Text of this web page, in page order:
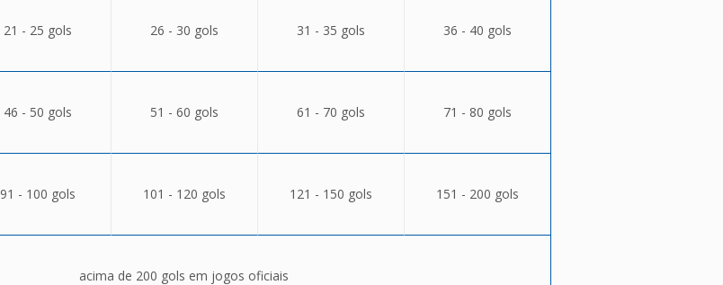
21 - 25 gols 26 - 30 gols 31 - 35 gols 36 - 40 gols
46 - 50 gols 51 - 60 gols 61 - 70 gols 71 - 80 gols
91 - 100 gols 101 - 120 gols 121 - 150 gols 151 - 200 gols
acima de 200 gols em jogos oficiais